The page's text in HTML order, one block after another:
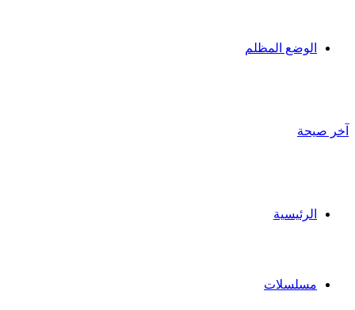
الوضع المظلم
آخر صيحة
الرئيسية
مسلسلات